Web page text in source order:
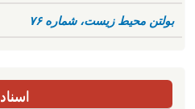
بولتن محیط زیست، شماره ۷۶
اسناد